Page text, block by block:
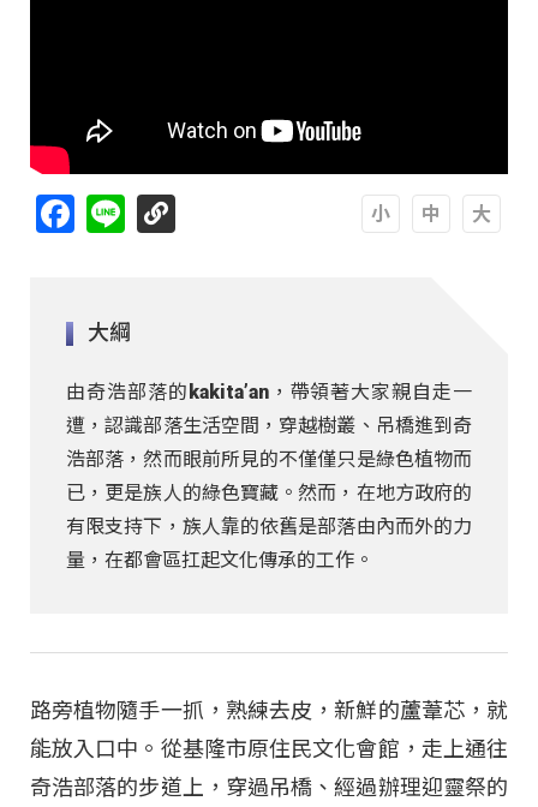
Facebook
Line
大綱
由奇浩部落的kakita’an，帶領著大家親自走一
遭，認識部落生活空間，穿越樹叢、吊橋進到奇
浩部落，然而眼前所見的不僅僅只是綠色植物而
已，更是族人的綠色寶藏。然而，在地方政府的
有限支持下，族人靠的依舊是部落由內而外的力
量，在都會區扛起文化傳承的工作。
路旁植物隨手一抓，熟練去皮，新鮮的蘆葦芯，就
能放入口中。從基隆市原住民文化會館，走上通往
奇浩部落的步道上，穿過吊橋、經過辦理迎靈祭的